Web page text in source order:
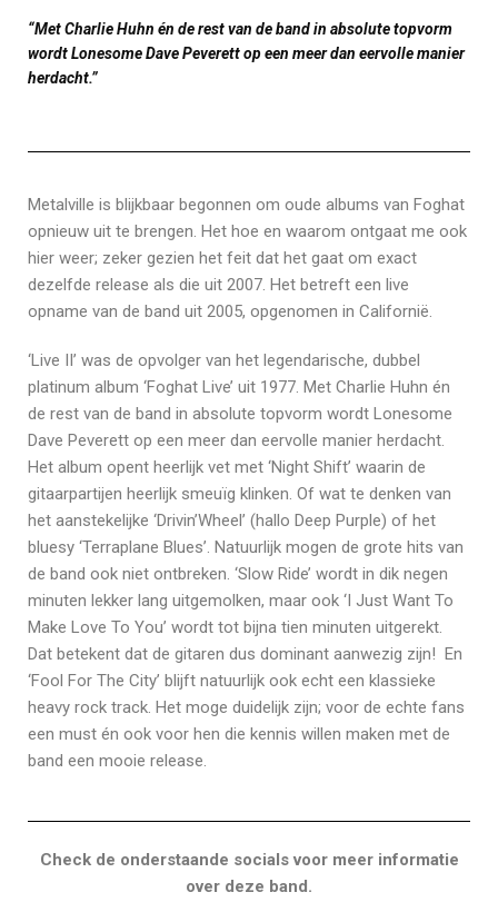
“Met Charlie Huhn én de rest van de band in absolute topvorm
wordt Lonesome Dave Peverett op een meer dan eervolle manier
herdacht.”
Metalville is blijkbaar begonnen om oude albums van Foghat
opnieuw uit te brengen. Het hoe en waarom ontgaat me ook
hier weer; zeker gezien het feit dat het gaat om exact
dezelfde release als die uit 2007. Het betreft een live
opname van de band uit 2005, opgenomen in Californië.
‘Live II’ was de opvolger van het legendarische, dubbel
platinum album ‘Foghat Live’ uit 1977. Met Charlie Huhn én
de rest van de band in absolute topvorm wordt Lonesome
Dave Peverett op een meer dan eervolle manier herdacht.
Het album opent heerlijk vet met ‘Night Shift’ waarin de
gitaarpartijen heerlijk smeuïg klinken. Of wat te denken van
het aanstekelijke ‘Drivin’Wheel’ (hallo Deep Purple) of het
bluesy ‘Terraplane Blues’. Natuurlijk mogen de grote hits van
de band ook niet ontbreken. ‘Slow Ride’ wordt in dik negen
minuten lekker lang uitgemolken, maar ook ‘I Just Want To
Make Love To You’ wordt tot bijna tien minuten uitgerekt.
Dat betekent dat de gitaren dus dominant aanwezig zijn! En
‘Fool For The City’ blijft natuurlijk ook echt een klassieke
heavy rock track. Het moge duidelijk zijn; voor de echte fans
een must én ook voor hen die kennis willen maken met de
band een mooie release.
Check de onderstaande socials voor meer informatie
over deze band.